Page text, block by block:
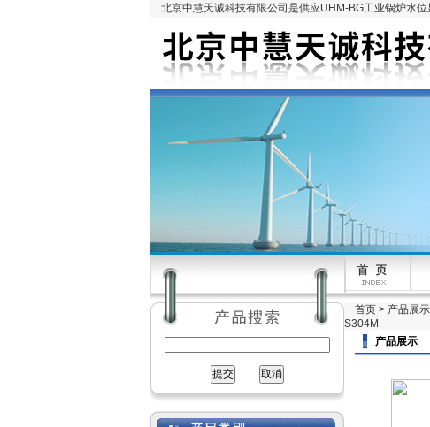
北京中慧天诚科技有限公司是供应UHM-BG工业锅炉水
首页 > 产品展示
S304M
产品展示